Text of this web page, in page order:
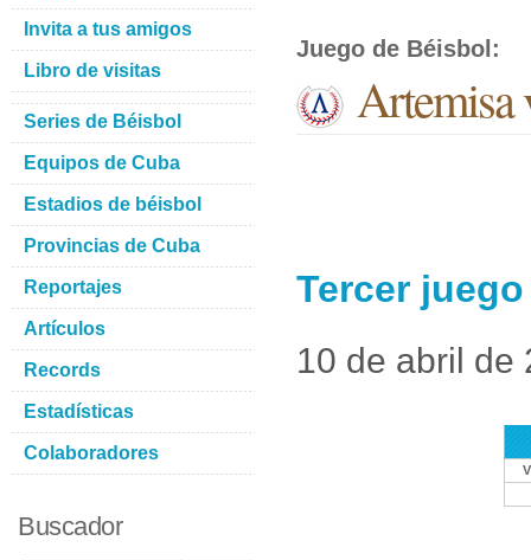
Juego de Béisbol :
Artemisa
Tercer
10 de abril de
Invita a tus amigos
Libro de visitas
Series de Béisbol
Equipos de Cuba
Estadios de béisbol
Provincias de Cuba
Reportajes
Artículos
Records
Estadísticas
Colaboradores
Buscador